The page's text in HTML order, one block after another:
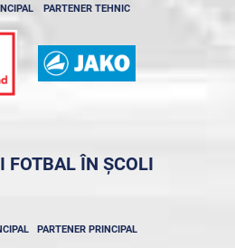
PARTENER TEHNIC
FOTBAL ÎN ȘCOLI
PARTENER PRINCIPAL